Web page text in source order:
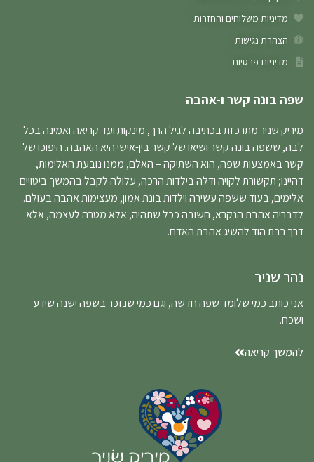
מדיניות משלוחים והחזרות
הצהרת נגישות
מדיניות פרטיות
שפה בונה קשר ו-אהבה
מיריק שניר מתרכזת בכתיבה לגיל הרך, מינקות ועד קריאה ואמינה בכל
לבה, ששפה בונה קשר ושיאו של קשר בין-אישי היא האהבה. היפוכו של
קשר באמצעות שפה, הוא השתיקה – האלם, ממנו נובעת האלימות,
דהיינו; תקשורת לקויה ודלה בילדות הרכה, עלולה לקבל בהמשך ביטויים
אלימים, בעוד ששפה עשירה וילדות בונת אמון, מעצימות אהבה בעולם.
לדבריה אהבת הנקרא, חשובה ככל שתהיה, אלא מטרה לעצמה, אלא
דרך רבת הוד להשיג אהבת האדם.
נהר שניר
אני כותב כמי שלומד שפה חדשה, וגם כמי שנזכר בשפה ישנה שידע
ושכח.
להמשך קריאה